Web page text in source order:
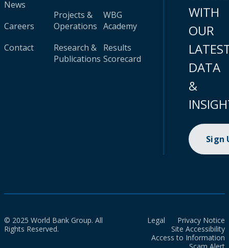
News
Careers
Contact
Projects &
Operations
Research &
Publications
WBG
Academy
Results
Scorecard
WITH
OUR
DATA
&
Sign
© 2025 World Bank Group. All
Rights Reserved.
Legal
Privacy Notice
Site Accessibility
Access to Information